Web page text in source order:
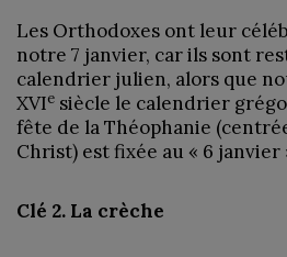
Les Orthodoxes ont leur
notre 7 janvier, car ils sont
calendrier julien, alors que
XVIe siècle le calendrier
fête de la Théophanie
Christ) est fixée au « 6 janvier
Clé 2. La crèche